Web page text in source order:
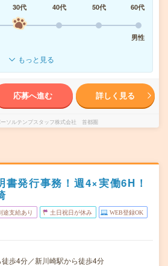
30代 40代 50代
60代
男性
もっと見る
応募へ進む 詳しく見る
ソルテンプスタッフ株式会社 首都圏
書発行事務！週4×実働6H！
途支給あり 土日祝日が休み WEB登録OK
徒歩4分／新川崎駅から徒歩4分